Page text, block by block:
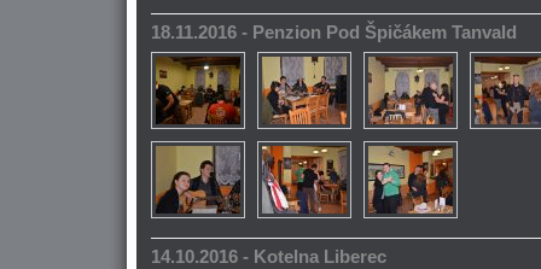
18.11.2016 - Penzion Pod Špičákem Tanvald
14.10.2016 - Kotelna Liberec